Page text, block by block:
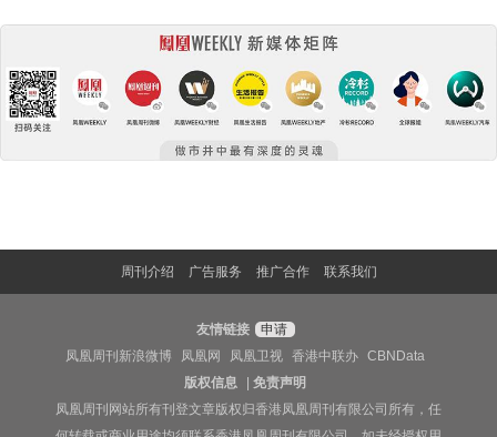
周刊介绍 广告服务 推广合作 联系我们
友情链接
申请
凤凰周刊新浪微博
凤凰网 凤凰卫视 香港中联办
CBNData
版权信息
|免责声明
凤凰周刊网站所有刊登文章版权归香港凤凰周刊有限公司所有，任